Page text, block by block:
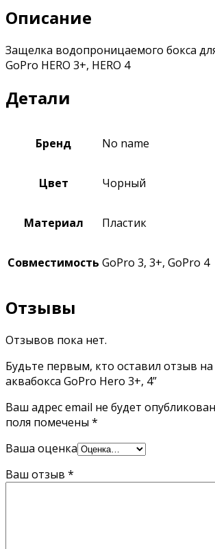
Описание
Защелка водопроницаемого бокса
GoPro HERO 3+, HERO 4
Детали
Бренд No name
Цвет Чорный
Материал Пластик
Совместимость GoPro 3, 3+, GoPro 4
Отзывы
Отзывов пока нет.
Будьте первым, кто оставил отзыв
аквабокса GoPro Hero 3+, 4”
Ваш адрес email не будет
поля помечены *
Ваша оценка
Ваш отзыв *